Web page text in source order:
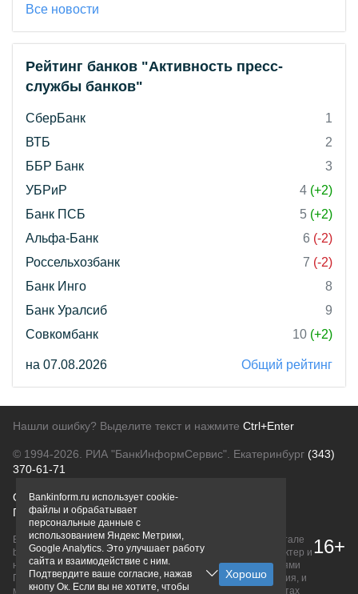
Все новости
Рейтинг банков "Активность пресс-
службы банков"
СберБанк
1
ВТБ
2
ББР Банк
3
УБРиР
4 (+2)
Банк ПСБ
5 (+2)
Альфа-Банк
6 (-2)
Россельхозбанк
7 (-2)
Банк Инго
8
Банк Уралсиб
9
Совкомбанк
10 (+2)
на 07.08.2026 Общий рейтинг
Нашли ошибку? Выделите текст и нажмите Ctrl+Enter
© 1994-2026. РИА "БанкИнформСервис". Екатеринбург (343)
370-61-71
О проектеПолитика конфиденциальности
Правовая информацияДля рекламодателей
Вся информация о продуктах банков, размещенная на портале
bankinform.ru, носит исключительно ознакомительный характер и
не является публичной офертой, определяемой положениями
ГК РФ. Информация не содержит точного и полного описания, и
может быть изменена. Конечные условия уточняйте на сайтах
16+
Bankinform.ru использует cookie-
файлы и обрабатывает
персональные данные с
использованием Яндекс Метрики,
Google Analytics. Это улучшает работу
сайта и взаимодействие с ним.
Подтвердите ваше согласие, нажав
кнопу Ок. Если вы не хотите, чтобы